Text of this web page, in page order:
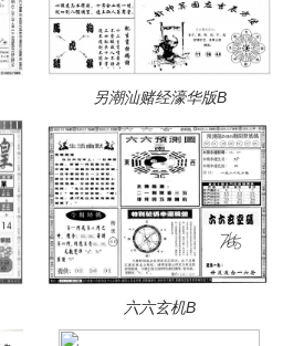
另潮汕赌经濠华版B
六六玄机B